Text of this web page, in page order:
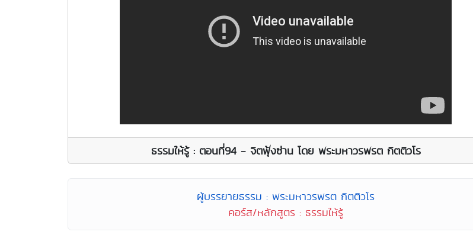
ธรรมให้รู้ : ตอนที่94 - จิตฟุ้งซ่าน โดย พระมหาวรพรต กิตติวโร
ผู้บรรยายธรรม : พระมหาวรพรต กิตติวโร
คอร์ส/หลักสูตร : ธรรมให้รู้